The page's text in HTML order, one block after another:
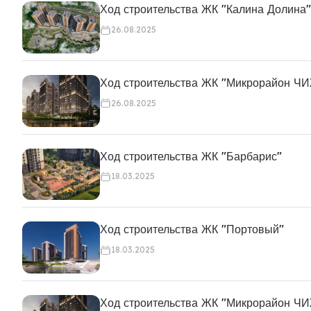
Ход строительства ЖК "Калина Долина"
26.08.2025
Ход строительства ЖК "Микрорайон
26.08.2025
Ход строительства ЖК "Барбарис"
18.03.2025
Ход строительства ЖК "Портовый"
18.03.2025
Ход строительства ЖК "Микрорайон